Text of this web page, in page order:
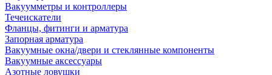
Вакуумметры и контроллеры
Течеискатели
Фланцы, фитинги и арматура
Запорная арматура
Вакуумные окна/двери и стеклянные компоненты
Вакуумные аксессуары
Азотные ловушки